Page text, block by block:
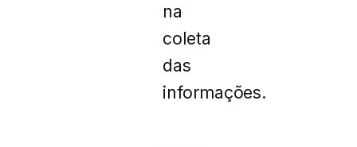
na
coleta
das
informações.